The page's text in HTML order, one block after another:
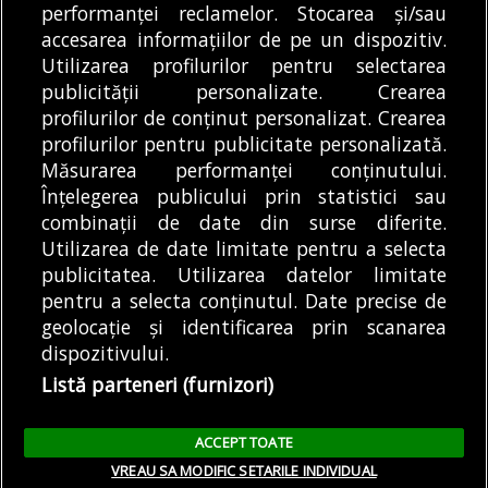
la kilometrul 161,...
REDACȚIA BULETIN DE
BUCUREȘTI
spune unde ieșim în
săptămâna 10-16
august,...
DEALEXANDRU STAN 09/08/2026
MODIFICĂ SETĂRILE COOKIES
© Copyright 2025 - Buletin de București.
Găzduit dePresslabs.com. Powered by TRS Design.
Despre
Noi
Media
Kit
Politică De
Confidențialitate
Cookie
Policy (EU)
Cookie
Policy
Tweet
Facebook
Share this selection
Tweet
performanței reclamelor. Stocarea și/sau
accesarea informațiilor de pe un dispozitiv.
Utilizarea profilurilor pentru selectarea
publicității personalizate. Crearea
profilurilor de conținut personalizat. Crearea
profilurilor pentru publicitate personalizată.
Măsurarea performanței conținutului.
Înțelegerea publicului prin statistici sau
combinații de date din surse diferite.
Utilizarea de date limitate pentru a selecta
publicitatea. Utilizarea datelor limitate
pentru a selecta conținutul. Date precise de
geolocație și identificarea prin scanarea
dispozitivului.
Listă parteneri (furnizori)
ACCEPT TOATE
VREAU SA MODIFIC SETARILE INDIVIDUAL